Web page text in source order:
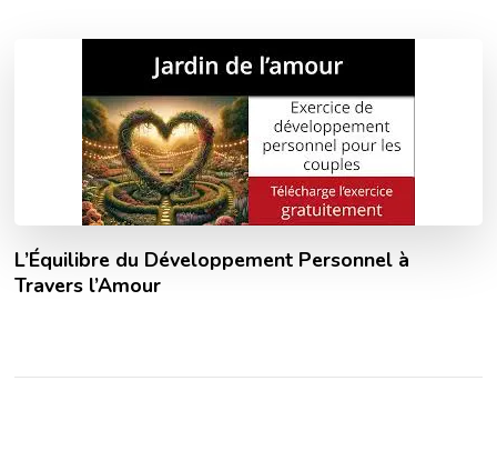
L’Équilibre du Développement Personnel à
Travers l’Amour